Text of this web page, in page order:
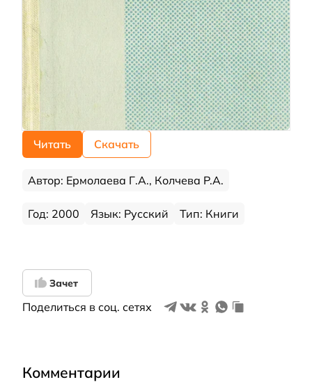
Читать Скачать
Автор: Ермолаева Г.А., Колчева P.A.
Год: 2000 Язык: Русский Тип: Книги
Зачет
Поделиться в соц. сетях
Комментарии